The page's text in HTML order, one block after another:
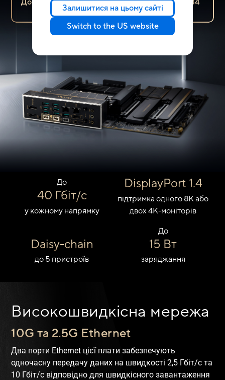
Залишитися на цьому сайті
Switch to the US website
Докладніше про підключення монітора до USB4
>>
До
40 Гбіт/с
у кожному напрямку
DisplayPort 1.4
підтримка одного 8K або
двох 4K-моніторів
Daisy-chain
до 5 пристроїв
До
15 Вт
заряджання
Високошвидкісна мережа
10G та 2.5G Ethernet
Два порти Ethernet цієї плати забезпечують
одночасну передачу даних на швидкості 2,5 Гбіт/с та
10 Гбіт/с відповідно для швидкісного завантаження